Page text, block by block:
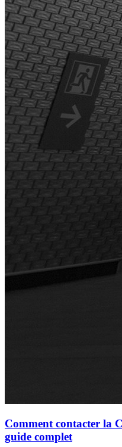
Comment contacter la
guide complet